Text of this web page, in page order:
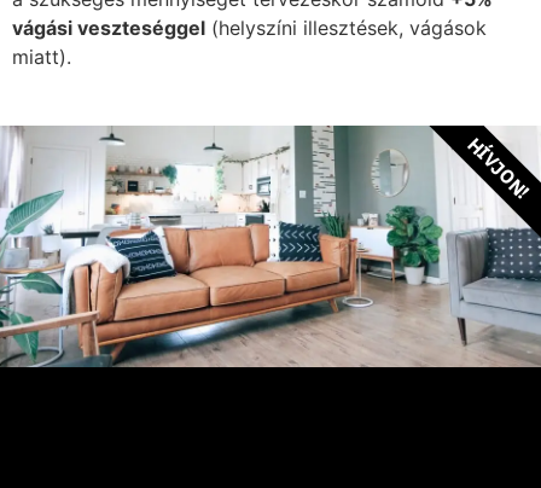
vágási veszteséggel (helyszíni illesztések, vágások
miatt).
HÍVJON!